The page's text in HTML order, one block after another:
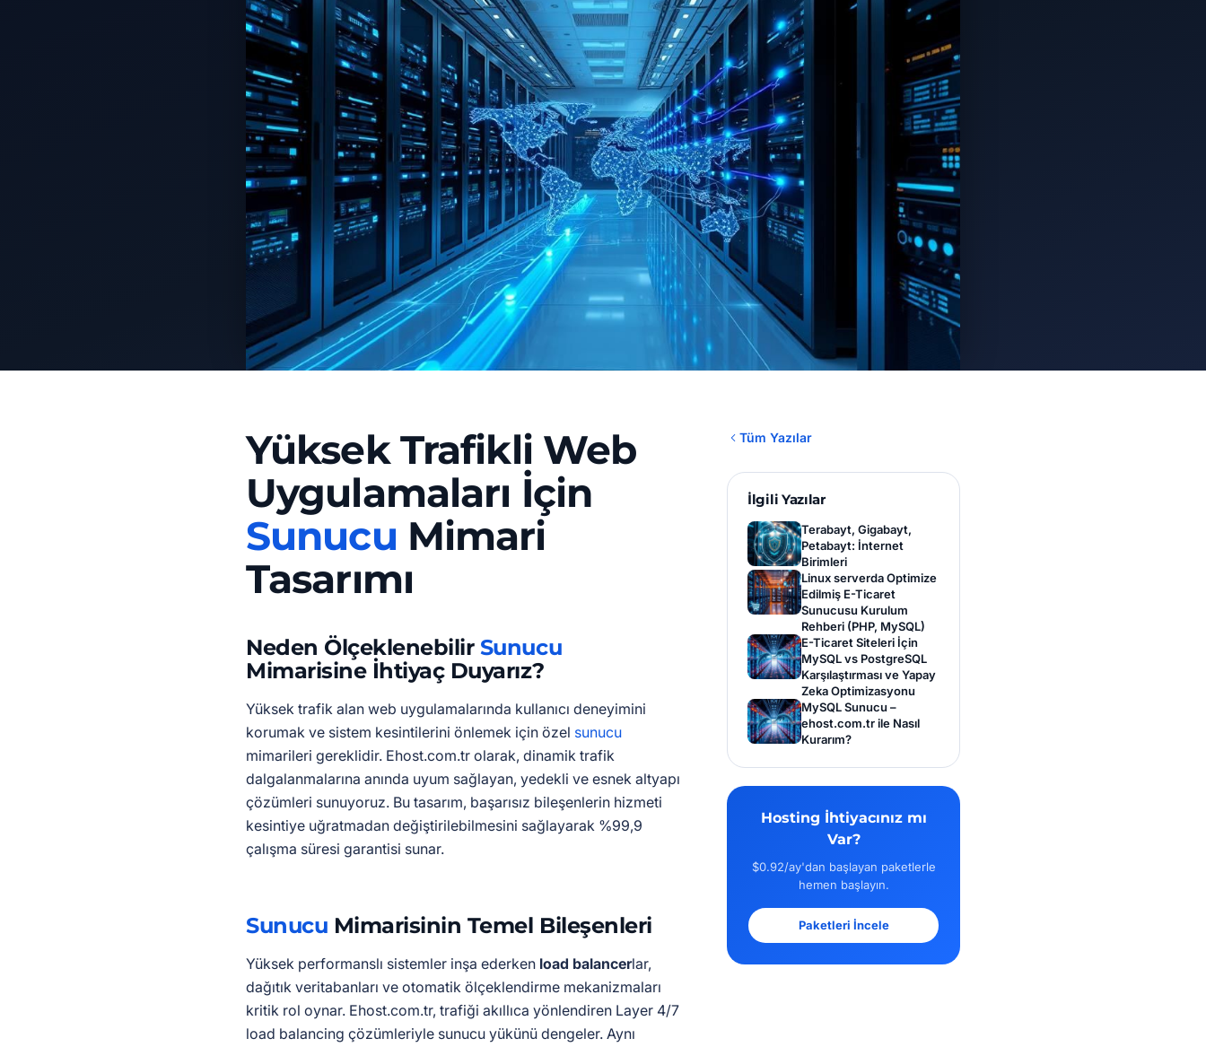
Yüksek Trafikli Web
Uygulamaları İçin
Sunucu Mimari
Tasarımı
Neden Ölçeklenebilir Sunucu
Mimarisine İhtiyaç Duyarız?
Yüksek trafik alan web uygulamalarında kullanıcı deneyimini
korumak ve sistem kesintilerini önlemek için özel sunucu
mimarileri gereklidir. Ehost.com.tr olarak, dinamik trafik
dalgalanmalarına anında uyum sağlayan, yedekli ve esnek altyapı
çözümleri sunuyoruz. Bu tasarım, başarısız bileşenlerin hizmeti
kesintiye uğratmadan değiştirilebilmesini sağlayarak %99,9
çalışma süresi garantisi sunar.
Sunucu Mimarisinin Temel Bileşenleri
Yüksek performanslı sistemler inşa ederken load balancerlar,
dağıtık veritabanları ve otomatik ölçeklendirme mekanizmaları
kritik rol oynar. Ehost.com.tr, trafiği akıllıca yönlendiren Layer 4/7
load balancing çözümleriyle sunucu yükünü dengeler. Aynı
Tüm Yazılar
İlgili Yazılar
Terabayt, Gigabayt,
Petabayt: İnternet
Birimleri
Linux serverda Optimize
Edilmiş E-Ticaret
Sunucusu Kurulum
Rehberi (PHP, MySQL)
E-Ticaret Siteleri İçin
MySQL vs PostgreSQL
Karşılaştırması ve Yapay
Zeka Optimizasyonu
MySQL Sunucu –
ehost.com.tr ile Nasıl
Kurarım?
Hosting İhtiyacınız mı
Var?
$0.92/ay'dan başlayan paketlerle
hemen başlayın.
Paketleri İncele